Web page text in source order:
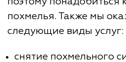
похмелья. Также мы
следующие виды услуг:
снятие похмельного